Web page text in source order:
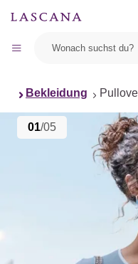
Bekleidung
01/05